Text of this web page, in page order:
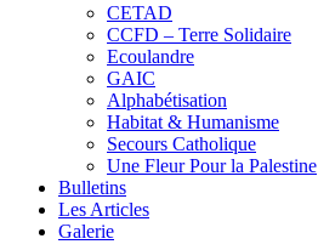
CETAD
CCFD – Terre Solidaire
Ecoulandre
GAIC
Alphabétisation
Habitat & Humanisme
Secours Catholique
Une Fleur Pour la Palestine
Bulletins
Les Articles
Galerie